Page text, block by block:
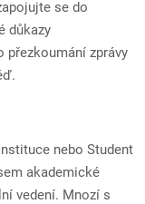
se do
důkazy
přezkoumání zprávy
nebo Student
akademické
vedení. Mnozí s